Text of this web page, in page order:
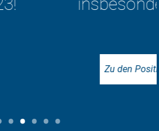
des ADFC Oldenburg